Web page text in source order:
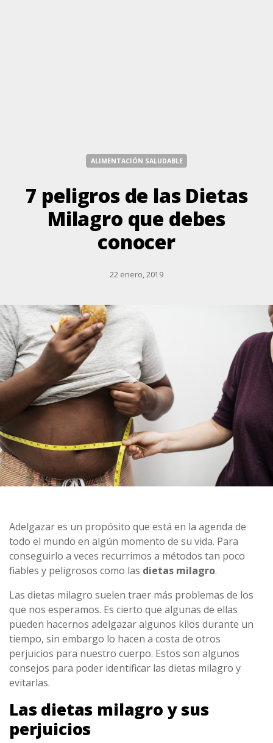
ALIMENTACIÓN SALUDABLE
7 peligros de las Dietas
Milagro que debes
conocer
22 enero, 2019
Adelgazar es un propósito que está en la agenda de
todo el mundo en algún momento de su vida. Para
conseguirlo a veces recurrimos a métodos tan poco
fiables y peligrosos como las dietas milagro.
Las dietas milagro suelen traer más problemas de los
que nos esperamos. Es cierto que algunas de ellas
pueden hacernos adelgazar algunos kilos durante un
tiempo, sin embargo lo hacen a costa de otros
perjuicios para nuestro cuerpo. Estos son algunos
consejos para poder identificar las dietas milagro y
evitarlas.
Las dietas milagro y sus
perjuicios